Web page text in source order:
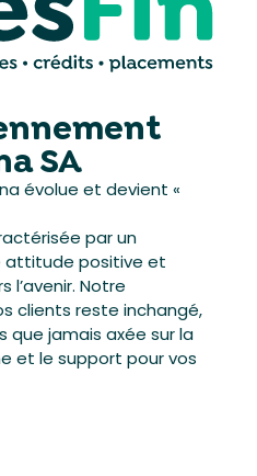
SA
évolue et devient «
par un
attitude positive et
l’avenir. Notre
clients reste inchangé,
que jamais axée sur la
et le support pour vos